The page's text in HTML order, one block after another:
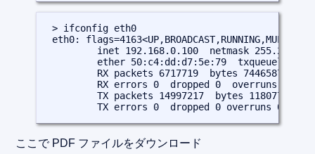
> ifconfig eth0
eth0:
inet 192.168.0.100  netmask
ether 50:c4:dd:d7:5e:79  txqueuelen
RX packets 6717719  bytes 744658799
RX errors 0  dropped 0  overruns 0
TX packets 14997217  bytes 11807777152
TX errors 0  dropped 0 overruns 0
ここで PDF ファイルをダウンロード